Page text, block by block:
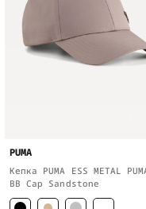
PUMA
Кепка PUMA ESS METAL
BB Cap Sandstone